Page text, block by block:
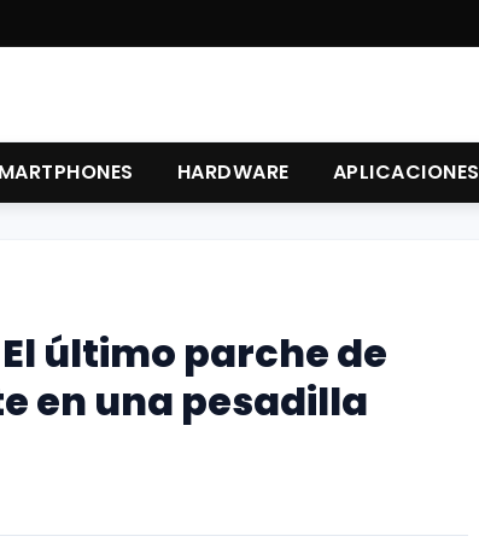
HARDWARE APLICACIONES
último parche de
en una pesadilla